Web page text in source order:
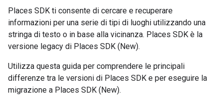
Places SDK ti consente di cercare e recuperare
informazioni per una serie di tipi di luoghi utilizzando una
stringa di testo o in base alla vicinanza. Places SDK è la
versione legacy di Places SDK (New).
Utilizza questa guida per comprendere le principali
differenze tra le versioni di Places SDK e per eseguire la
migrazione a Places SDK (New).